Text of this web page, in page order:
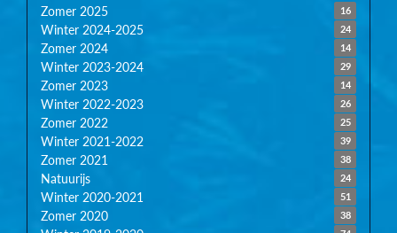
16
Zomer 2025
24
Winter 2024-2025
14
Zomer 2024
29
Winter 2023-2024
14
Zomer 2023
26
Winter 2022-2023
25
Zomer 2022
39
Winter 2021-2022
38
Zomer 2021
24
Natuurijs
51
Winter 2020-2021
38
Zomer 2020